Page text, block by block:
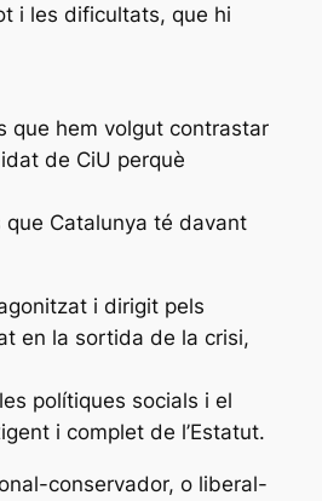
i les dificultats, que hi
que hem volgut contrastar
de CiU perquè
Catalunya té davant
i dirigit pels
en la sortida de la crisi,
polítiques socials i el
i complet de l’Estatut.
conservador, o liberal-